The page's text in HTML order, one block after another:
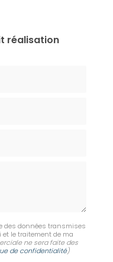
réalisation
des données transmises
le traitement de ma
ne sera faite des
de confidentialité)